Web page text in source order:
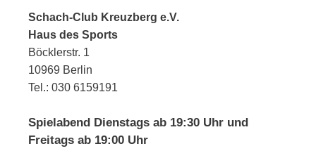
Schach-Club Kreuzberg e.V.
Haus des Sports
Böcklerstr. 1
10969 Berlin
Tel.: 030 6159191
Spielabend Dienstags ab 19:30 Uhr und
Freitags ab 19:00 Uhr